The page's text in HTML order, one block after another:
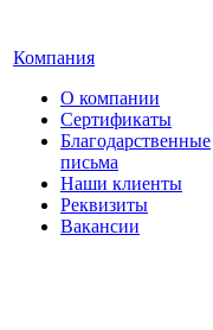
Компания
О компании
Сертификаты
Благодарственные
письма
Наши клиенты
Реквизиты
Вакансии